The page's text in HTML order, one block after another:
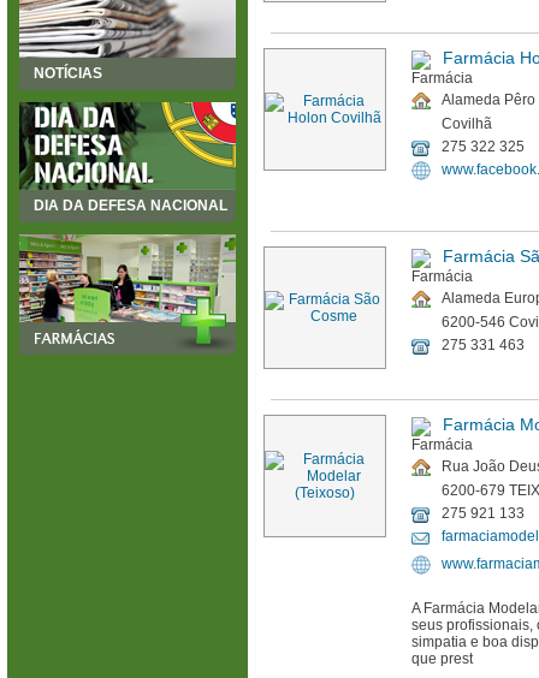
NOTÍCIAS
DIA DA DEFESA NACIONAL
Farmácia
Alameda
Covilhã
275 322 325
Farmácia
Alameda
6200-546
275 331 463
Farmácia
Rua João
6200-679
275 921 133
A Farmácia
seus profissionais,
simpatia e boa
que prest